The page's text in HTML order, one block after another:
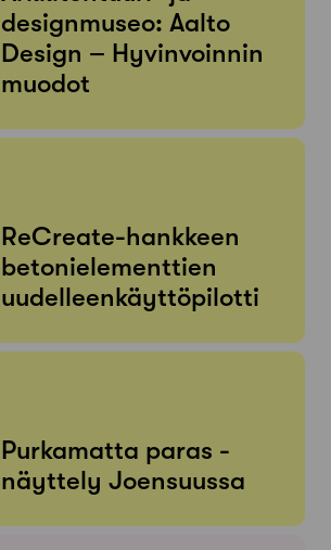
designmuseo: Aalto
Design – Hyvinvoinnin
muodot
ReCreate-hankkeen
betonielementtien
uudelleenkäyttöpilotti
Purkamatta paras -
näyttely Joensuussa